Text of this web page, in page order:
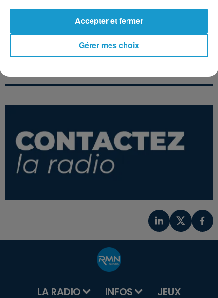
PASCAL OBISPO -
4 NON BLONDES
What's Up
GÉRALD DE PALMAS
LA RADIO INFOS
JEUX
Gérer mes choix
Accepter et fermer